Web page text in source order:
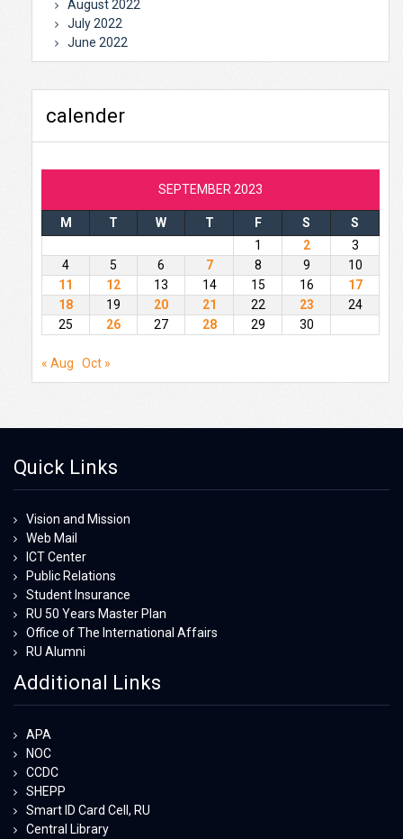
August 2022
July 2022
June 2022
calender
SEPTEMBER 2023
M T W T F S
S
1
2
3
4
5 6 7 8 9
10
11
12 13 14 15 16
17
18
19 20 21 22 23
24
25
26 27 28 29 30
« Aug Oct »
Quick Links
Vision and Mission
Web Mail
ICT Center
Public Relations
Student Insurance
RU 50 Years Master Plan
Office of The International Affairs
RU Alumni
Additional Links
APA
NOC
CCDC
SHEPP
Smart ID Card Cell, RU
Central Library